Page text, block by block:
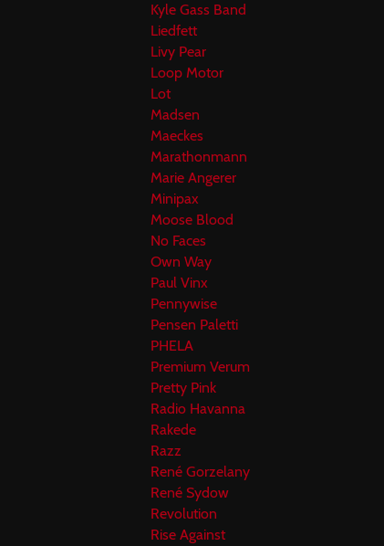
Kyle Gass Band
Liedfett
Livy Pear
Loop Motor
Lot
Madsen
Maeckes
Marathonmann
Marie Angerer
Minipax
Moose Blood
No Faces
Own Way
Paul Vinx
Pennywise
Pensen Paletti
PHELA
Premium Verum
Pretty Pink
Radio Havanna
Rakede
Razz
René Gorzelany
René Sydow
Revolution
Rise Against